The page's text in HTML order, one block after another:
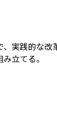
実践的な
立てる。